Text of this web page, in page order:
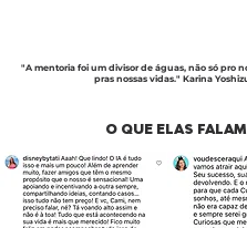
"A mentoria foi um divisor de águas, não só pro
pras nossas vidas." Karina
O QUE ELAS